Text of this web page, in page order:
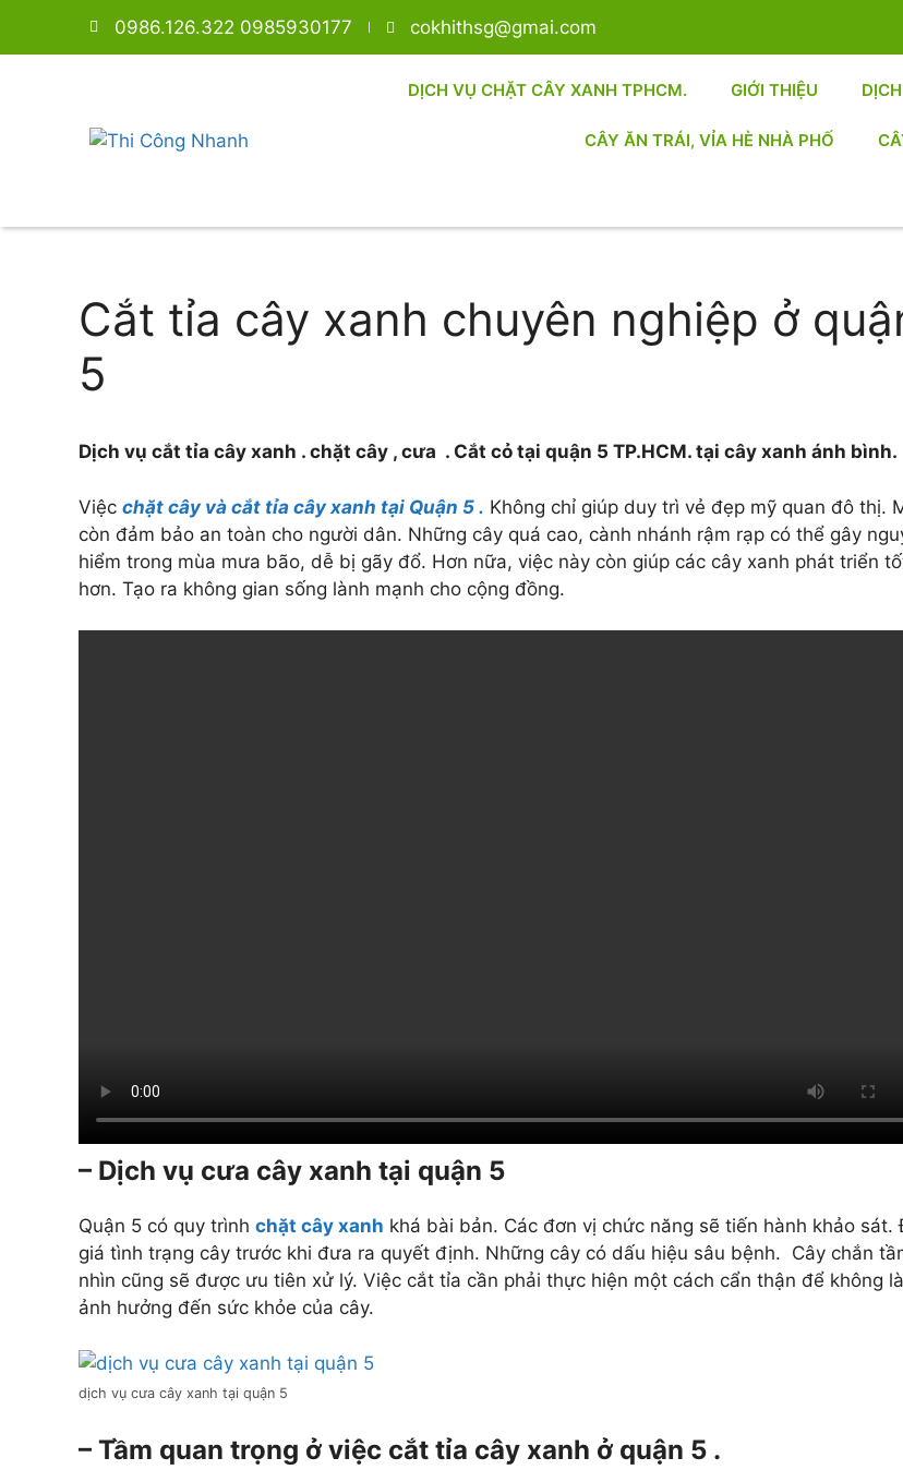
0986.126.322 0985930177 cokhithsg@gmai.com
DỊCH VỤ CHẶT CÂY XANH TPHCM. GIỚI THIỆU
CÂY ĂN TRÁI, VỈA HÈ NHÀ PHỐ
Cắt tỉa cây xanh chuyên nghiệp ở
5
Dịch vụ cắt tỉa cây xanh . chặt cây , cưa . Cắt cỏ tại quận 5 TP.HCM. tại cây xanh ánh bình.
Việc chặt cây và cắt tỉa cây xanh tại Quận 5 . Không chỉ giúp duy trì vẻ đẹp mỹ quan đô thị.
còn đảm bảo an toàn cho người dân. Những cây quá cao, cành nhánh rậm rạp có thể gây
hiểm trong mùa mưa bão, dễ bị gãy đổ. Hơn nữa, việc này còn giúp các cây xanh phát triển
hơn. Tạo ra không gian sống lành mạnh cho cộng đồng.
– Dịch vụ cưa cây xanh tại quận 5
Quận 5 có quy trình chặt cây xanh khá bài bản. Các đơn vị chức năng sẽ tiến hành khảo sát.
giá tình trạng cây trước khi đưa ra quyết định. Những cây có dấu hiệu sâu bệnh. Cây chắn
nhìn cũng sẽ được ưu tiên xử lý. Việc cắt tỉa cần phải thực hiện một cách cẩn thận để không
ảnh hưởng đến sức khỏe của cây.
dịch vụ cưa cây xanh tại quận 5
– Tầm quan trọng ở việc cắt tỉa cây xanh ở quận 5 .